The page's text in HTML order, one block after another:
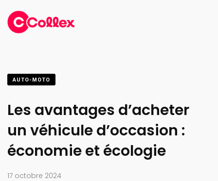
AUTO-MOTO
Les avantages d’acheter
un véhicule d’occasion :
économie et écologie
17 octobre 2024